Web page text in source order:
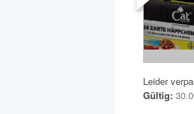
Leider
Gültig: